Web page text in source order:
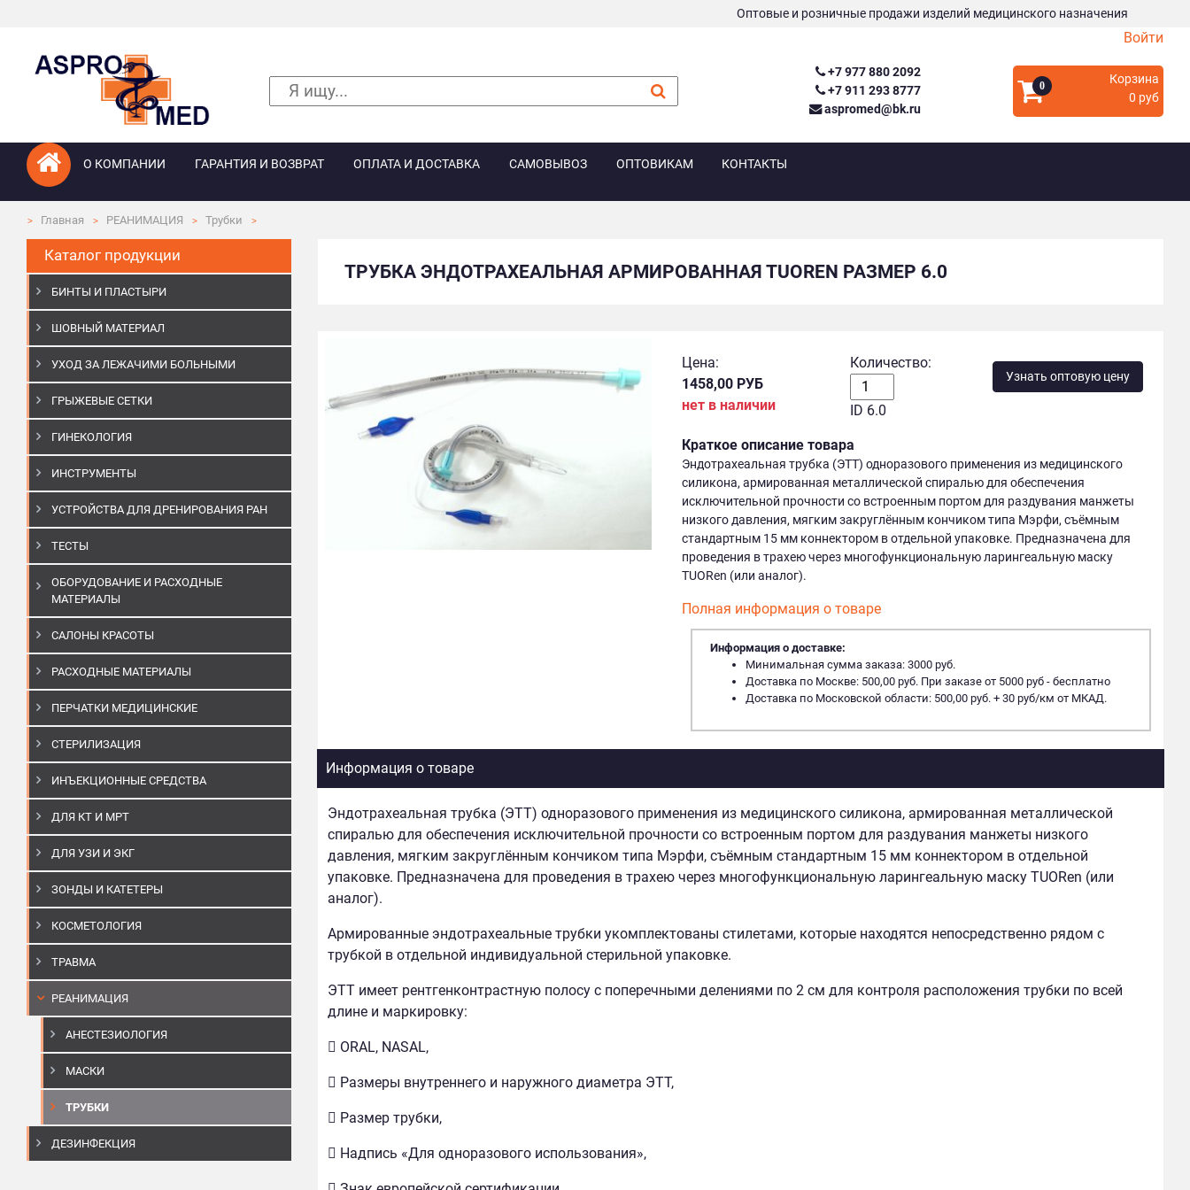
Оптовые и розничные продажи изделий медицинского назначения
Войти
+7 977 880 2092
+7 911 293 8777
aspromed@bk.ru
0
Корзина
0 руб
О КОМПАНИИ ГАРАНТИЯ И ВОЗВРАТ ОПЛАТА И ДОСТАВКА САМОВЫВОЗ ОПТОВИКАМ КОНТАКТЫ
Главная РЕАНИМАЦИЯ Трубки
Каталог продукции
БИНТЫ И ПЛАСТЫРИ
ШОВНЫЙ МАТЕРИАЛ
УХОД ЗА ЛЕЖАЧИМИ БОЛЬНЫМИ
ГРЫЖЕВЫЕ СЕТКИ
ГИНЕКОЛОГИЯ
ИНСТРУМЕНТЫ
УСТРОЙСТВА ДЛЯ ДРЕНИРОВАНИЯ РАН
ТЕСТЫ
ОБОРУДОВАНИЕ И РАСХОДНЫЕ
МАТЕРИАЛЫ
САЛОНЫ КРАСОТЫ
РАСХОДНЫЕ МАТЕРИАЛЫ
ПЕРЧАТКИ МЕДИЦИНСКИЕ
СТЕРИЛИЗАЦИЯ
ИНЪЕКЦИОННЫЕ СРЕДСТВА
ДЛЯ КТ И МРТ
ДЛЯ УЗИ И ЭКГ
ЗОНДЫ И КАТЕТЕРЫ
КОСМЕТОЛОГИЯ
ТРАВМА
РЕАНИМАЦИЯ
АНЕСТЕЗИОЛОГИЯ
МАСКИ
ТРУБКИ
ДЕЗИНФЕКЦИЯ
ТРУБКА ЭНДОТРАХЕАЛЬНАЯ АРМИРОВАННАЯ ТUOREN РАЗМЕР 6.0
Цена:
1458,00 РУБ
нет в наличии
Количество:
ID 6.0
Узнать оптовую цену
Краткое описание товара
Эндотрахеальная трубка (ЭТТ) одноразового применения из медицинского
силикона, армированная металлической спиралью для обеспечения
исключительной прочности со встроенным портом для раздувания манжеты
низкого давления, мягким закруглённым кончиком типа Мэрфи, съёмным
стандартным 15 мм коннектором в отдельной упаковке. Предназначена для
проведения в трахею через многофункциональную ларингеальную маску
TUORen (или аналог).
Полная информация о товаре
Информация о доставке:
Минимальная сумма заказа: 3000 руб.
Доставка по Москве: 500,00 руб. При заказе от 5000 руб - бесплатно
Доставка по Московской области: 500,00 руб. + 30 руб/км от МКАД.
Информация о товаре
Эндотрахеальная трубка (ЭТТ) одноразового применения из медицинского силикона, армированная металлической
спиралью для обеспечения исключительной прочности со встроенным портом для раздувания манжеты низкого
давления, мягким закруглённым кончиком типа Мэрфи, съёмным стандартным 15 мм коннектором в отдельной
упаковке. Предназначена для проведения в трахею через многофункциональную ларингеальную маску TUORen (или
аналог).
Армированные эндотрахеальные трубки укомплектованы стилетами, которые находятся непосредственно рядом с
трубкой в отдельной индивидуальной стерильной упаковке.
ЭТТ имеет рентгенконтрастную полосу с поперечными делениями по 2 см для контроля расположения трубки по всей
длине и маркировку:
 ORAL, NASAL,
 Размеры внутреннего и наружного диаметра ЭТТ,
 Размер трубки,
 Надпись «Для одноразового использования»,